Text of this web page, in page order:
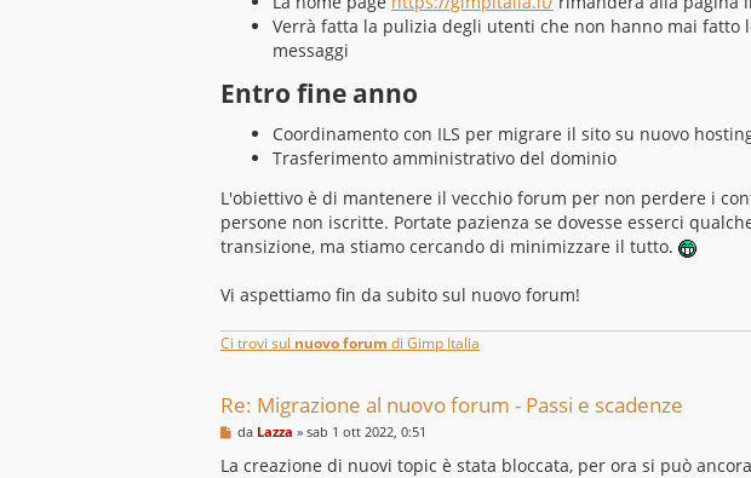
Verrà fatta la pulizia degli utenti che non hanno mai fatto
messaggi
Entro fine anno
Coordinamento con ILS per migrare il sito su nuovo
Trasferimento amministrativo del dominio
L'obiettivo è di mantenere il vecchio forum per non perdere i
persone non iscritte. Portate pazienza se dovesse esserci
transizione, ma stiamo cercando di minimizzare il tutto.
Vi aspettiamo fin da subito sul nuovo forum!
Ci trovi sul nuovo forum di Gimp Italia
Re: Migrazione al nuovo forum - Passi e scadenze
M
s
da Lazza » sab 1 ott 2022, 0:51
La creazione di nuovi topic è stata bloccata, per ora si può